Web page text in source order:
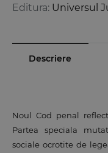
Editura: Universul
Descriere
Noul Cod penal
Partea speciala
sociale ocrotite de